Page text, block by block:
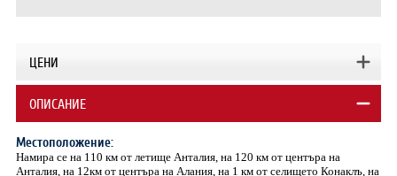
ЦЕНИ
ОПИСАНИЕ
Местоположение:
Намира се на 110 км от летище Анталия, на 120 км от центъра на
Анталия, на 12км от центъра на Алания, на 1 км от селището Конаклъ, на